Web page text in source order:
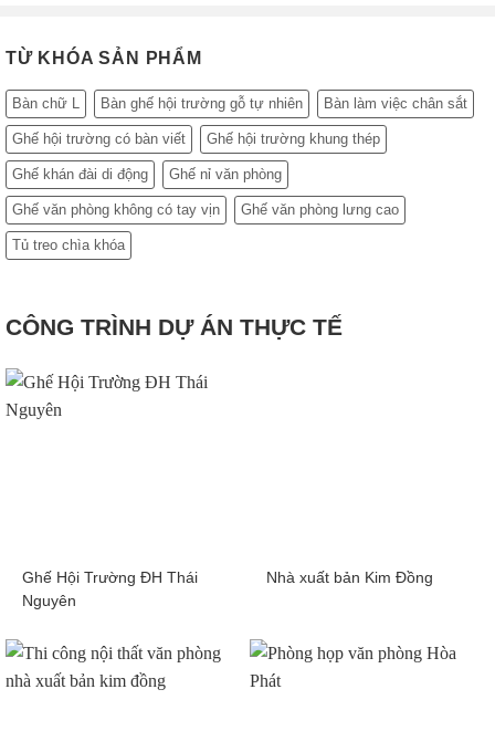
TỪ KHÓA SẢN PHẨM
Bàn chữ L Bàn ghế hội trường gỗ tự nhiên Bàn làm việc chân sắt
Ghế hội trường có bàn viết Ghế hội trường khung thép
Ghế khán đài di động Ghế nỉ văn phòng
Ghế văn phòng không có tay vịn Ghế văn phòng lưng cao
Tủ treo chìa khóa
CÔNG TRÌNH DỰ ÁN THỰC TẾ
Ghế Hội Trường ĐH Thái
Nguyên
Nhà xuất bản Kim Đồng